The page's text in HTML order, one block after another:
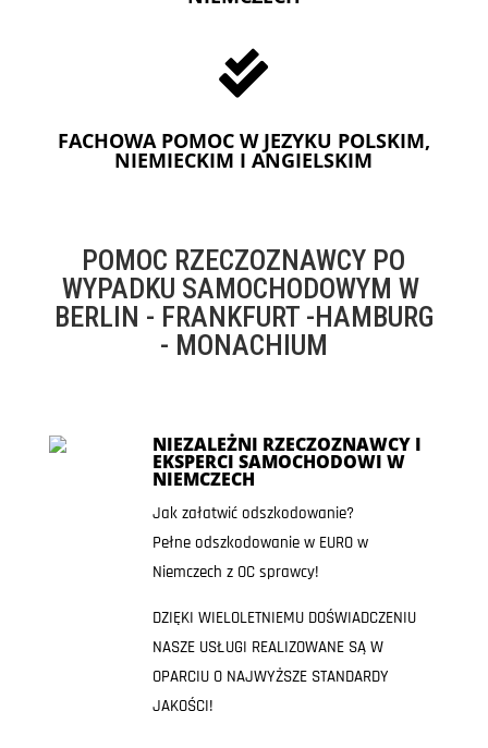

FACHOWA POMOC W JEZYKU POLSKIM,
NIEMIECKIM I ANGIELSKIM
POMOC RZECZOZNAWCY PO
WYPADKU SAMOCHODOWYM W
BERLIN - FRANKFURT -HAMBURG
- MONACHIUM
NIEZALEŻNI RZECZOZNAWCY I
EKSPERCI SAMOCHODOWI W
NIEMCZECH
Jak załatwić odszkodowanie?
Pełne odszkodowanie w EURO w
Niemczech z OC sprawcy!
DZIĘKI WIELOLETNIEMU DOŚWIADCZENIU
NASZE USŁUGI REALIZOWANE SĄ W
OPARCIU O NAJWYŻSZE STANDARDY
JAKOŚCI!